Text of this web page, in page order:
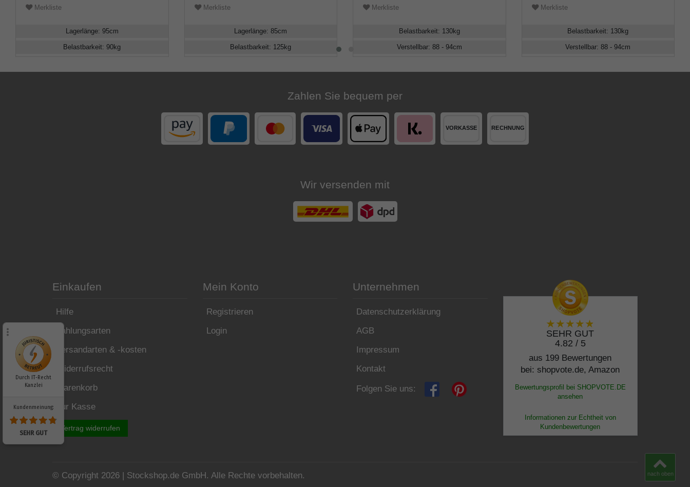
Merkliste
Lagerlänge: 95cm
Belastbarkeit:90kg
Merkliste
Lagerlänge:85cm
Belastbarkeit: 125kg
Merkliste
Belastbarkeit: 130kg
Verstellbar: 88 - 94cm
Merkliste
Belastbarkeit: 130kg
Verstellbar:88 - 94cm
Zahlen Sie bequem per
Wir versenden mit
Einkaufen
Hilfe
Zahlungsarten
Versandarten & -kosten
Widerrufsrecht
Warenkorb
Zur Kasse
Vertrag widerrufen
Mein Konto
Registrieren
Login
Unternehmen
Datenschutzerklärung
AGB
Impressum
Kontakt
Folgen Sie uns:
SEHR GUT
4.82 / 5
aus 199 Bewertungen
bei: shopvote.de, Amazon
Bewertungsprofil bei SHOPVOTE.DE
ansehen
Informationen zur Echtheit von
Kundenbewertungen
© Copyright 2026 | Stockshop.de GmbH. Alle Rechte vorbehalten. nach oben
Durch IT-Recht
Kanzlei
Kundenmeinung:
SEHR GUT